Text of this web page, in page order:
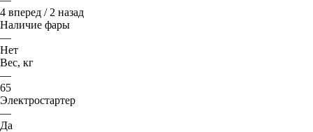
4 вперед / 2 назад
Наличие фары
—
Нет
Вес, кг
—
65
Электростартер
—
Да